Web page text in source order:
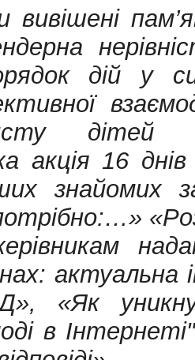
вивішені
дій у
дітей
акція 16
знайомих
актуальна
«Як
в